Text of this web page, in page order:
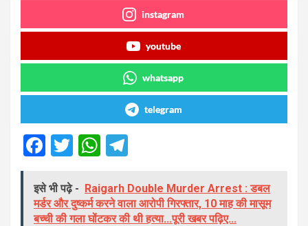
instagram
youtube
whatsapp
telegram
F
ce
b
T
tt
er
W
at
s
e
gr
इसे भी पढ़े - Raigarh Double Murder Arrest : डबल
मर्डर और दुष्कर्म करने वाला आरोपी गिरफ्तार, 10 माह की मासूम
बच्ची की गला घोंटकर की थी हत्या...पूरी खबर पढ़िए...